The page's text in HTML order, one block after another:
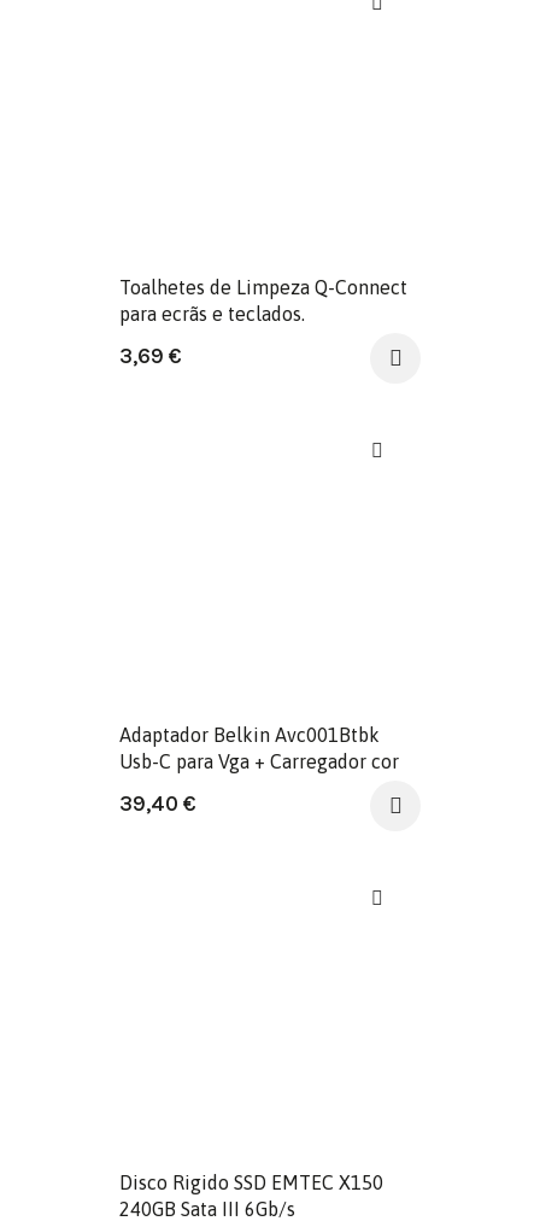
Toalhetes de Limpeza Q-Connect
para ecrãs e teclados.
3,69 €
Adaptador Belkin Avc001Btbk
Usb-C para Vga + Carregador cor
39,40 €
Disco Rigido SSD EMTEC X150
240GB Sata III 6Gb/s